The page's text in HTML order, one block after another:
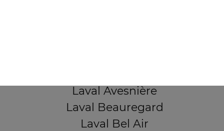
Laval Avesnière
Laval Beauregard
Laval Bel Air